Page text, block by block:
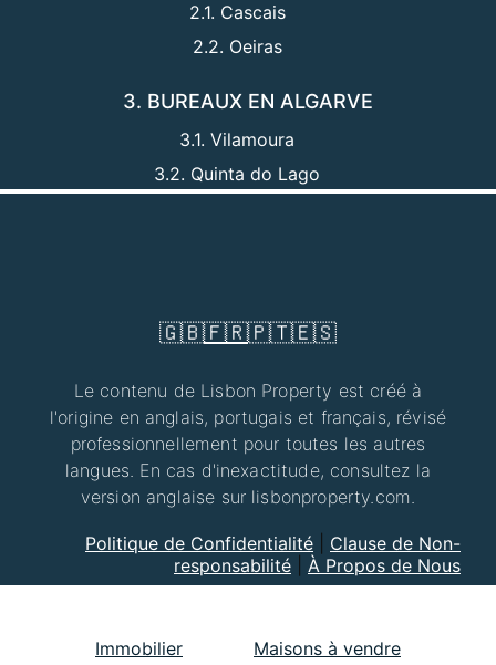
2.1. Cascais
2.2. Oeiras
3. BUREAUX EN ALGARVE
3.1. Vilamoura
3.2. Quinta do Lago
🇬🇧🇫🇷🇵🇹🇪🇸
Le contenu de Lisbon Property est créé à
l'origine en anglais, portugais et français, révisé
professionnellement pour toutes les autres
langues. En cas d'inexactitude, consultez la
version anglaise sur lisbonproperty.com.
Politique de Confidentialité
Clause de Non-
responsabilité
À Propos de Nous
Immobilier Maisons à vendre